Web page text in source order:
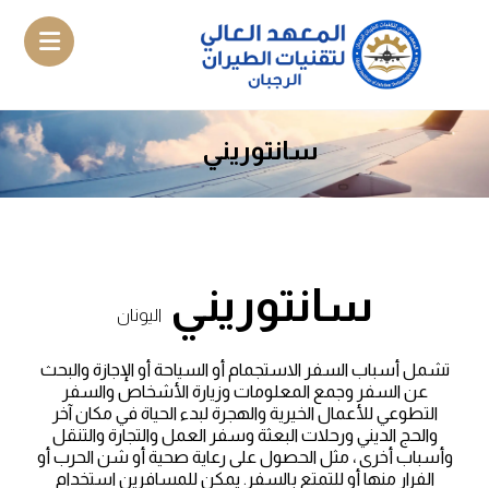
سانتوريني
سانتوريني اليونان
تشمل أسباب السفر الاستجمام أو السياحة أو الإجازة والبحث
عن السفر وجمع المعلومات وزيارة الأشخاص والسفر
التطوعي للأعمال الخيرية والهجرة لبدء الحياة في مكان آخر
والحج الديني ورحلات البعثة وسفر العمل والتجارة والتنقل
وأسباب أخرى ، مثل الحصول على رعاية صحية أو شن الحرب أو
الفرار منها أو للتمتع بالسفر. يمكن للمسافرين استخدام